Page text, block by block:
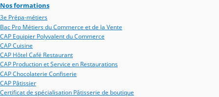
Nos formations
3e Prépa-métiers
Bac Pro Métiers du Commerce et de la Vente
CAP Equipier Polyvalent du Commerce
CAP Cuisine
CAP Hôtel Café Restaurant
CAP Production et Service en Restaurations
CAP Chocolaterie Confiserie
CAP Pâtissier
Certificat de spécialisation Pâtisserie de boutique